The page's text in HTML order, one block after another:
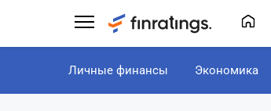
Личные финансы Экономика